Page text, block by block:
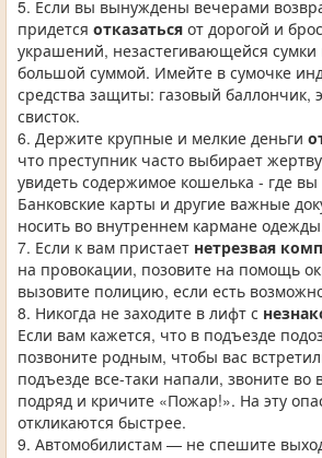
5. Если вы вынуждены вечерами
придется отказаться от дорогой и
украшений, незастегивающейся сумки
большой суммой. Имейте в сумочке
средства защиты: газовый баллончик,
свисток.
6. Держите крупные и мелкие деньги
что преступник часто выбирает
увидеть содержимое кошелька - где вы
Банковские карты и другие важные
носить во внутреннем кармане
7. Если к вам пристает нетрезвая
на провокации, позовите на помощь
вызовите полицию, если есть
8. Никогда не заходите в лифт с
Если вам кажется, что в подъезде
позвоните родным, чтобы вас
подъезде все-таки напали, звоните во
подряд и кричите «Пожар!». На эту
откликаются быстрее.
9. Автомобилистам — не спешите